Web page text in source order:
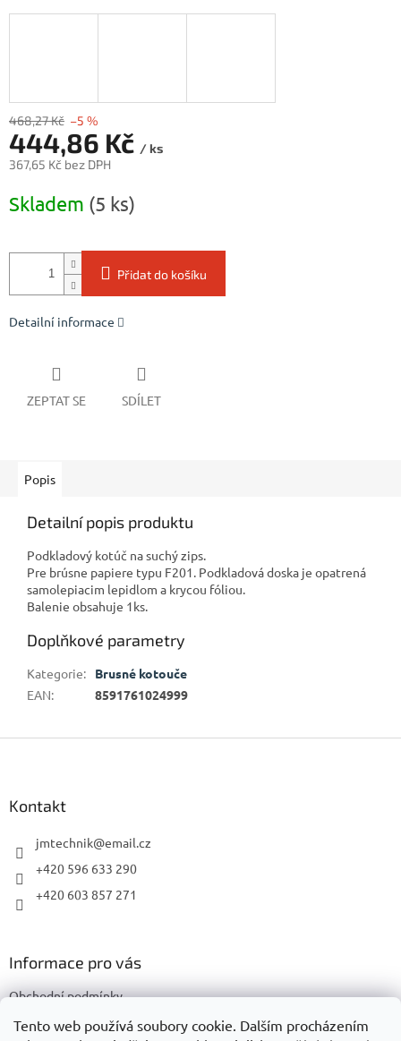
Tento web používá soubory cookie. Dalším procházením
468,27 Kč –5 %
444,86 Kč / ks
367,65 Kč bez DPH
cena:
Skladem (5 ks)
Přidat do košíku
Detailní informace
ZEPTAT SE SDÍLET
Popis
Detailní popis produktu
Podkladový kotúč na suchý zips.
Pre brúsne papiere typu F201. Podkladová doska je opatrená
samolepiacim lepidlom a krycou fóliou.
Balenie obsahuje 1ks.
Doplňkové parametry
Kategorie:
Brusné kotouče
EAN: 8591761024999
Kontakt
jmtechnik@email.cz
+420 596 633 290
+420 603 857 271
Informace pro vás
Obchodní podmínky
Podmínky ochrany osobních údajů